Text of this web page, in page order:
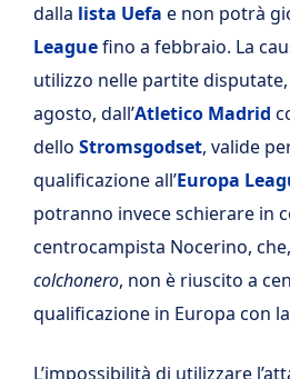
dalla lista Uefa e non potrà
Leaguefino a febbraio. La
utilizzo nelle partite
agosto, dall’Atletico Madrid
dello Stromsgodset, valide
qualificazione all’Europa
potranno invece schierare in
centrocampista Nocerino,
colchonero, non è riuscito a
qualificazione in Europa con
L’impossibilità di utilizzare